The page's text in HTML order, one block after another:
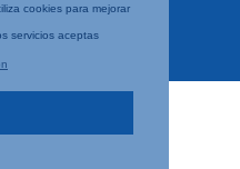
cookies para mejorar
servicios aceptas